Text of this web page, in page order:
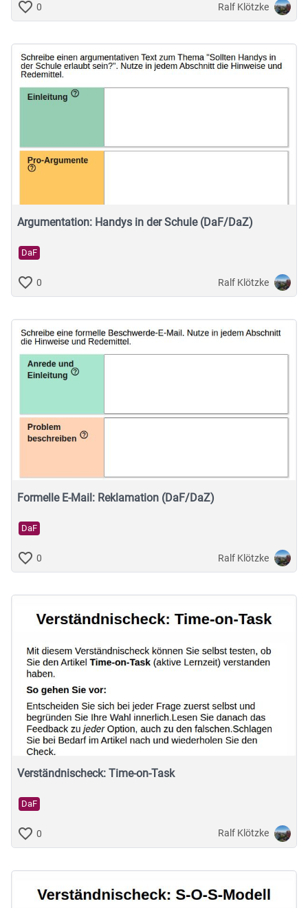
0 Ralf Klötzke
Argumentation: Handys in der Schule (DaF/DaZ)
DaF
0 Ralf Klötzke
Formelle E-Mail: Reklamation (DaF/DaZ)
DaF
0 Ralf Klötzke
Verständnischeck: Time-on-Task
DaF
0 Ralf Klötzke